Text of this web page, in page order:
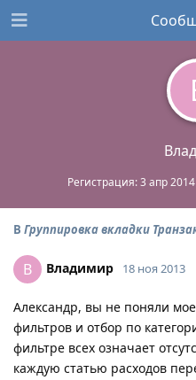
Регистрация:3 апр 2014
В Группировка вкладки
В Владимир 18 ноя 2013
Александр, вы не поняли
фильтров и отбор по
фильтре всех означает
каждую статью расходов